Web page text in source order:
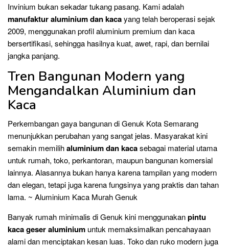
Invinium bukan sekadar tukang pasang. Kami adalah
manufaktur aluminium dan kacayang telah beroperasi sejak
2009, menggunakan profil aluminium premium dan kaca
bersertifikasi, sehingga hasilnya kuat, awet, rapi, dan bernilai
jangka panjang.
Tren Bangunan Modern yang
Mengandalkan Aluminium dan
Kaca
Perkembangan gaya bangunan di Genuk Kota Semarang
menunjukkan perubahan yang sangat jelas. Masyarakat kini
semakin memilihaluminium dan kacasebagai material utama
untuk rumah, toko, perkantoran, maupun bangunan komersial
lainnya. Alasannya bukan hanya karena tampilan yang modern
dan elegan, tetapi juga karena fungsinya yang praktis dan tahan
lama. ~ Aluminium Kaca Murah Genuk
Banyak rumah minimalis di Genuk kini menggunakanpintu
kaca geser aluminium untuk memaksimalkan pencahayaan
alami dan menciptakan kesan luas. Toko dan ruko modern juga